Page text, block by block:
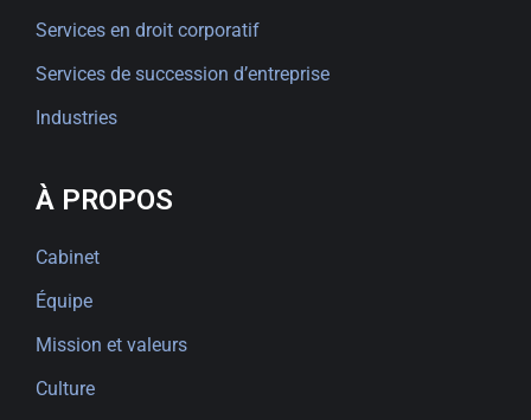
Services en droit corporatif
Services de succession d’entreprise
Industries
À PROPOS
Cabinet
Équipe
Mission et valeurs
Culture